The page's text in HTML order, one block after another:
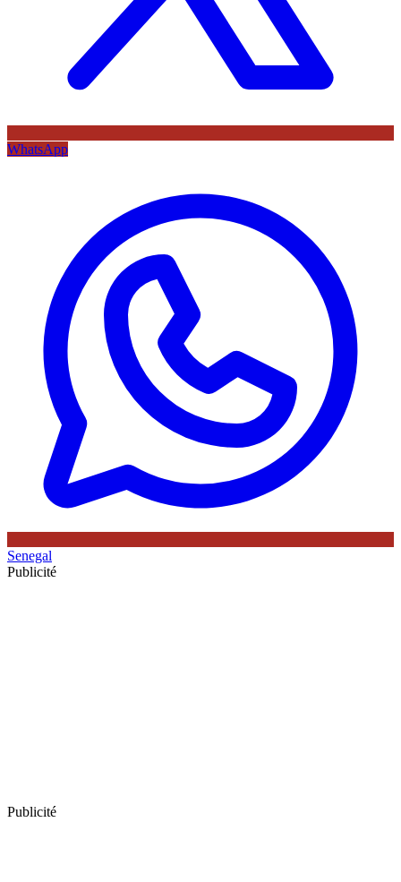
WhatsApp
Senegal
Publicité
Publicité